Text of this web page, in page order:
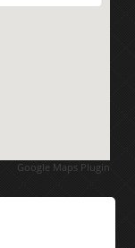
Google Maps Plugin